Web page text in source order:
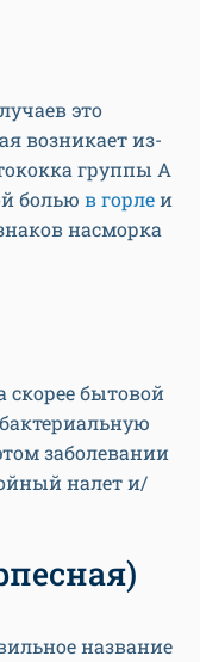
это
возникает из-
группы А
болью в горлеи
насморка
скорее бытовой
заболевании
налет и/
название